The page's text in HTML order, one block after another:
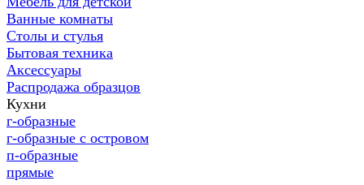
Ванные комнаты
Столы и стулья
Бытовая техника
Аксессуары
Распродажа образцов
Кухни
г-образные
г-образные с островом
п-образные
прямые